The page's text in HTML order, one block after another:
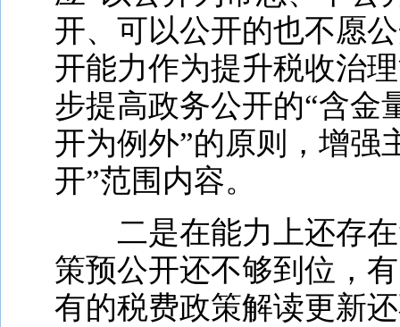
开、可以公开的也不愿
开能力作为提升税收治
步提高政务公开的“含金
开为例外”的原则，增强
开”范围内容。
二是在能力上还存在
策预公开还不够到位，
有的税费政策解读更新